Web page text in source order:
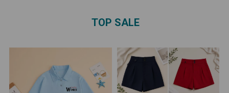
TOP SALE